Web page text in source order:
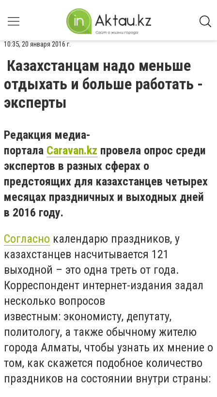
10:35, 20 января 2016 г.
Казахстанцам надо меньше
отдыхать и больше работать -
эксперты
Редакция медиа-
портала Caravan.kz провела опрос среди
экспертов в разных сферах о
предстоящих для казахстанцев четырех
месяцах праздничных и выходных дней
в 2016 году.
Согласно календарю праздников, у
казахстанцев насчитывается 121
выходной – это одна треть от года.
Корреспондент интернет-издания задал
несколько вопросов
известным: экономисту, депутату,
политологу, а также обычному жителю
города Алматы, чтобы узнать их мнение о
том, как скажется подобное количество
праздников на состоянии внутри страны: